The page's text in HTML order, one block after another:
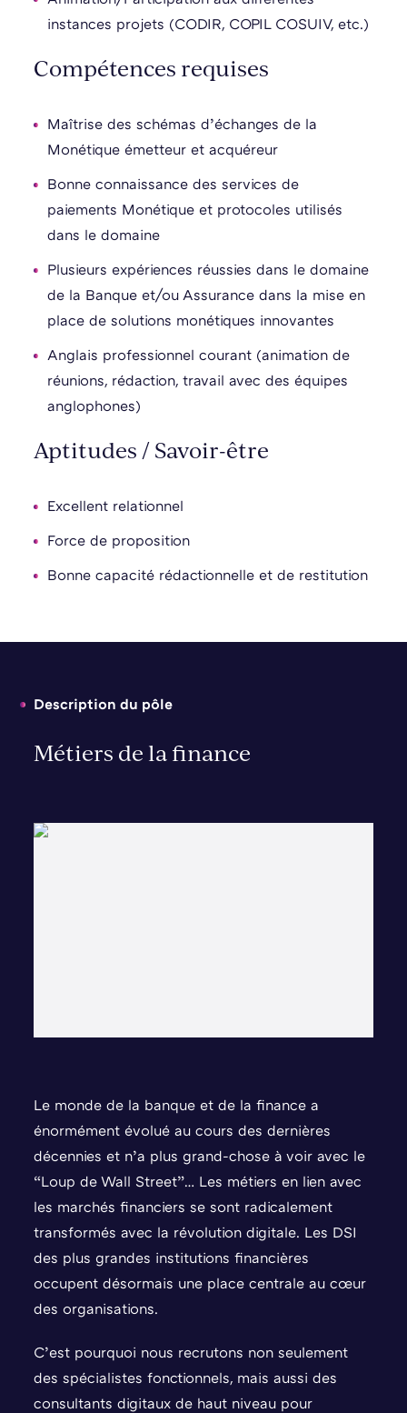
instances projets (CODIR, COPIL COSUIV, etc.)
Compétences requises
Maîtrise des schémas d’échanges de la
Monétique émetteur et acquéreur
Bonne connaissance des services de
paiements Monétique et protocoles utilisés
dans le domaine
Plusieurs expériences réussies dans le domaine
de la Banque et/ou Assurance dans la mise en
place de solutions monétiques innovantes
Anglais professionnel courant (animation de
réunions, rédaction, travail avec des équipes
anglophones)
Aptitudes / Savoir-être
Excellent relationnel
Force de proposition
Bonne capacité rédactionnelle et de restitution
Description du pôle
Métiers de la finance
Le monde de la banque et de la finance a
énormément évolué au cours des dernières
décennies et n’a plus grand-chose à voir avec le
“Loup de Wall Street”… Les métiers en lien avec
les marchés financiers se sont radicalement
transformés avec la révolution digitale. Les DSI
des plus grandes institutions financières
occupent désormais une place centrale au cœur
des organisations.
C’est pourquoi nous recrutons non seulement
des spécialistes fonctionnels, mais aussi des
consultants digitaux de haut niveau pour